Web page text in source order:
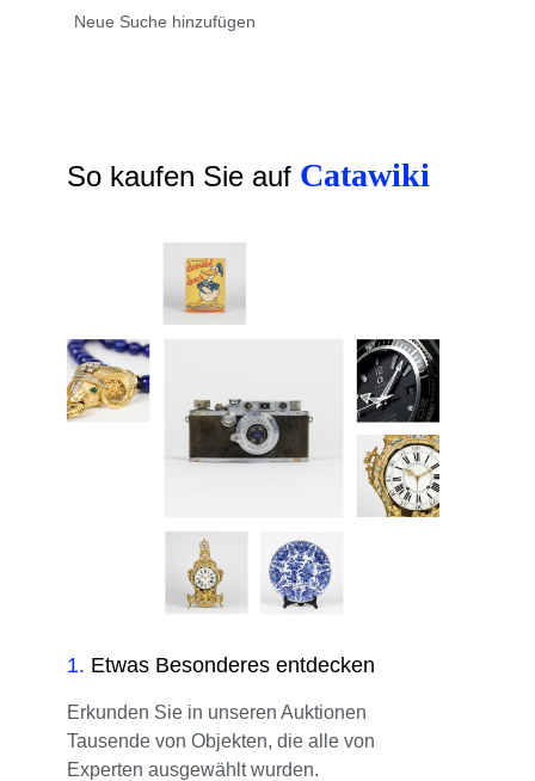
So kaufen Sie auf Catawiki
1. Etwas Besonderes entdecken
Erkunden Sie in unseren Auktionen
Tausende von Objekten, die alle von
Experten ausgewählt wurden.